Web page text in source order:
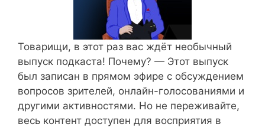
Товарищи, в этот раз вас ждёт необычный
выпуск подкаста! Почему? — Этот выпуск
был записан в прямом эфире с обсуждением
вопросов зрителей, онлайн-голосованиями и
другими активностями. Но не переживайте,
весь контент доступен для восприятия в